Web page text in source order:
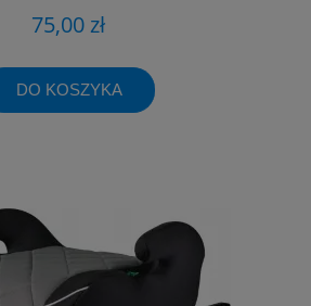
75,00 zł
DO KOSZYKA